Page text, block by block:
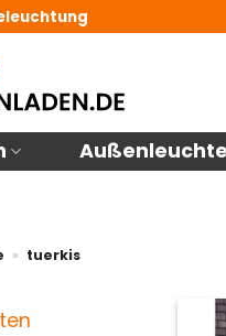
» tuerkis